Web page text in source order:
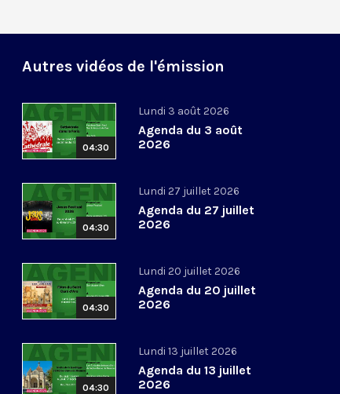
Autres vidéos de l'émission
04:30
Lundi 3 août 2026
Agenda du 3 août
2026
04:30
Lundi 27 juillet 2026
Agenda du 27 juillet
2026
04:30
Lundi 20 juillet 2026
Agenda du 20 juillet
2026
04:30
Lundi 13 juillet 2026
Agenda du 13 juillet
2026